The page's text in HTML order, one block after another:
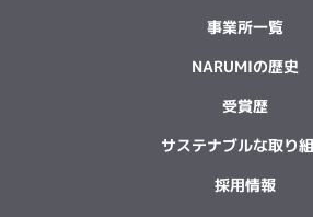
事業所一覧
NARUMIの歴史
受賞歴
サステナブルな取り
採用情報